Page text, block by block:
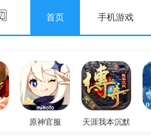
首页 手机游戏
原神官服 天涯我本沉默